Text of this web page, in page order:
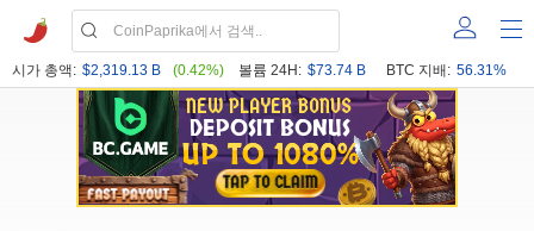
시가 총액: $2,319.13 B (0.42%) 볼륨 24H: $73.74 B BTC 지배: 56.31%